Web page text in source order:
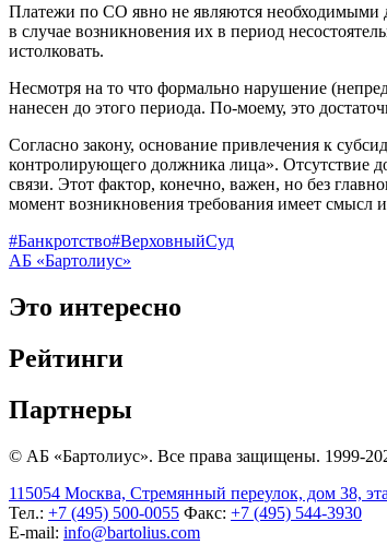
Платежи по СО явно не являются необходимыми
в случае возникновения их в период
истолковать.
Несмотря на то что формально нарушение
нанесен до этого периода. По-моему, это
Согласно закону, основание привлечения к
контролирующего должника лица». Отсутствие
связи. Этот фактор, конечно, важен, но без
момент возникновения требования имеет смысл
#Банкротство#ВерховныйСуд
АБ «Бартолиус»
Это интересно
Рейтинги
Партнеры
© АБ «Бартолиус». Все права защищены. 1999-
115054 Москва, Стремянный переулок, дом 38,
Тел.: +7 (495) 500-0055 Факс: +7 (495) 544-3930
E-mail: info@bartolius.com